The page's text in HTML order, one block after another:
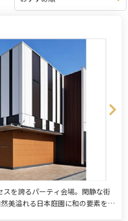
を誇るパーティ会場。閑静な街
美溢れる日本庭園に和の要素をと